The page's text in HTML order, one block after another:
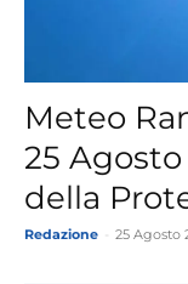
Meteo
25
della
Redazione 25 Agosto